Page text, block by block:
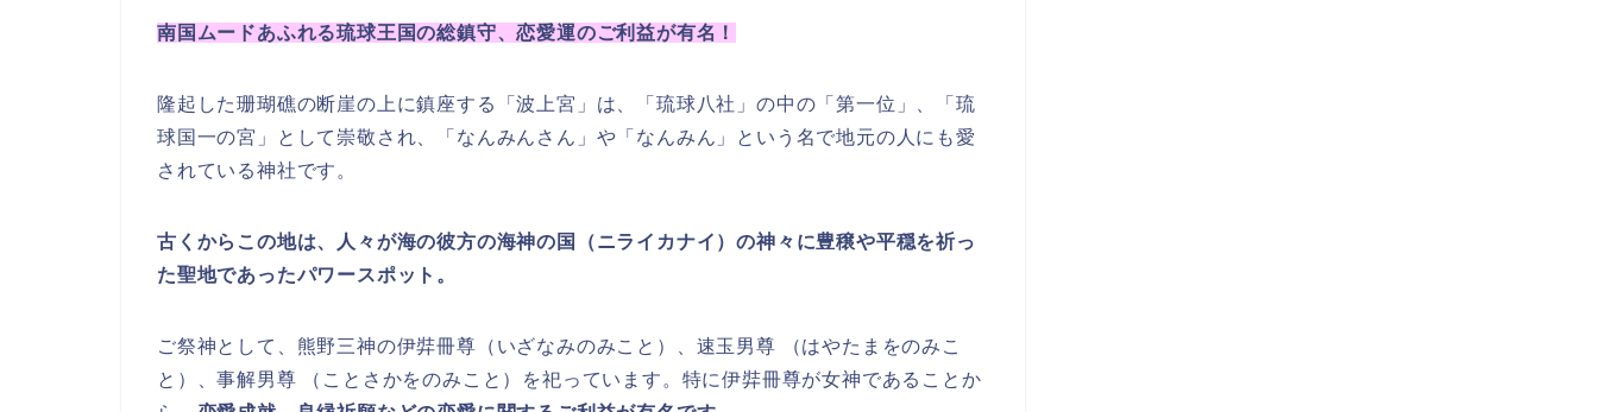
南国ムードあふれる琉球王国の総鎮守、恋愛運のご利益が有名！
隆起した珊瑚礁の断崖の上に鎮座する「波上宮」は、「琉球八社」の中の「第一位」、「琉
球国一の宮」として崇敬され、「なんみんさん」や「なんみん」という名で地元の人にも愛
されている神社です。
古くからこの地は、人々が海の彼方の海神の国（ニライカナイ）の神々に豊穣や平穏を祈っ
た聖地であったパワースポット。
ご祭神として、熊野三神の伊弉冊尊（いざなみのみこと）、速玉男尊 （はやたまをのみこ
と）、事解男尊 （ことさかをのみこと）を祀っています。特に伊弉冊尊が女神であることか